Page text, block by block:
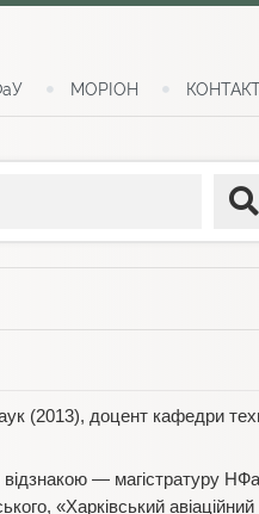
МОРІОН
(2013), доцент кафедри
— магістратуру
«Харківський авіаційний